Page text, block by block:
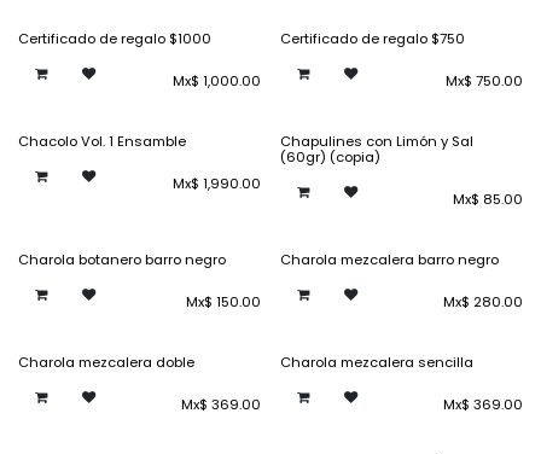
Certificado de regalo $1000
Mx$ 1,000.00
Certificado de regalo $750
Mx$ 750.00
Chacolo Vol. 1 Ensamble
Mx$ 1,990.00
Chapulines con Limón y Sal
(60gr) (copia)
Mx$ 85.00
Charola botanero barro negro
Mx$ 150.00
Charola mezcalera barro negro
Mx$ 280.00
Charola mezcalera doble
Mx$ 369.00
Charola mezcalera sencilla
Mx$ 369.00